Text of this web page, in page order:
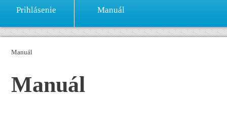
Prihlásenie Manuál
Manuál
Manuál